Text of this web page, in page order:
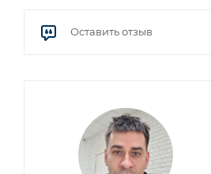
Оставить отзыв